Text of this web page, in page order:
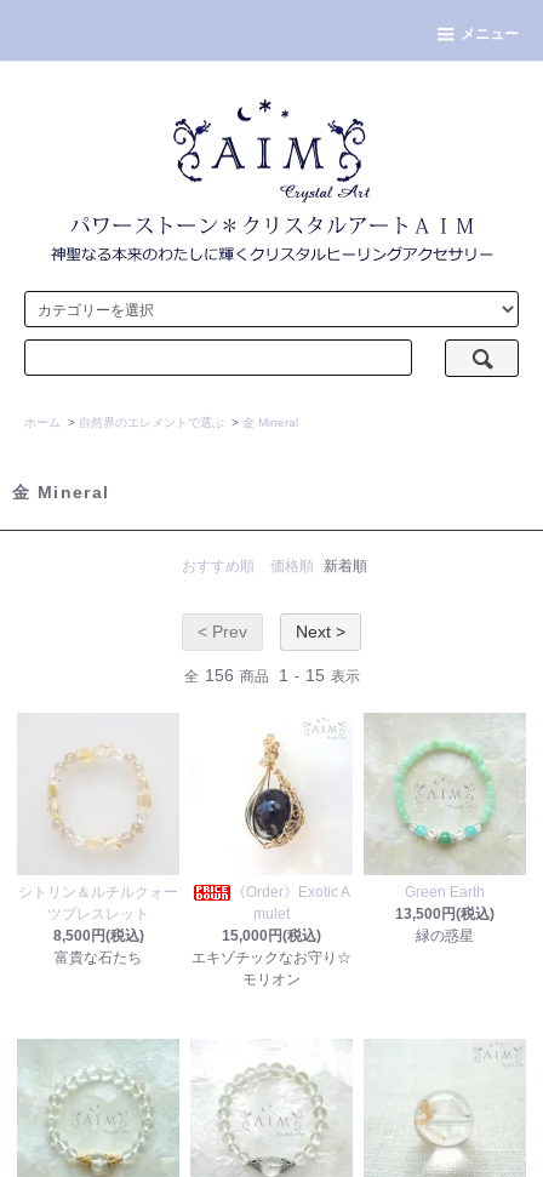
メニュー
ホーム > 自然界のエレメントで選ぶ > 金 Mineral
金 Mineral
おすすめ順 価格順 新着順
< Prev Next >
全 156 商品 1 - 15 表示
シトリン＆ルチルクォー
ツブレスレット
8,500円(税込)
富貴な石たち
《Order》Exotic A
mulet
15,000円(税込)
エキゾチックなお守り☆
モリオン
Green Earth
13,500円(税込)
緑の惑星